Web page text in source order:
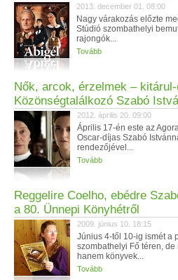
2013. december 01. 08:00
Nagy várakozás előzte
Stúdió szombathelyi
rajongók...
Tovább
Nők, arcok, érzelmek –
Közönségtalálkozó Szabó
2012. április 20. 09:00
Április 17-én este az
Oscar-díjas Szabó
rendezőjével...
Tovább
Reggelire Coelho, ebédre
a 80. Ünnepi Könyhétről
2009. június 10. 18:15
Június 4-től 10-ig ismét a
szombathelyi Fő téren,
hanem könyvek...
Tovább